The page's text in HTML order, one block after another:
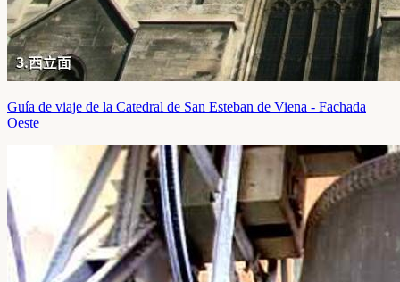
Guía de viaje de la Catedral de San Esteban de Viena - Fachada
Oeste